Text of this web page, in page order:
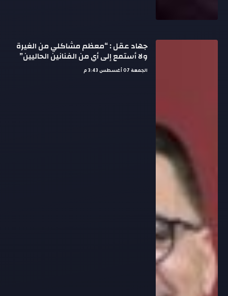
جهاد عقل : “معظم مشاكلي من الغيرة
ولا أستمع إلى أي من الفنانين الحاليين”
الجمعة 07 أغسطس 3:43 م